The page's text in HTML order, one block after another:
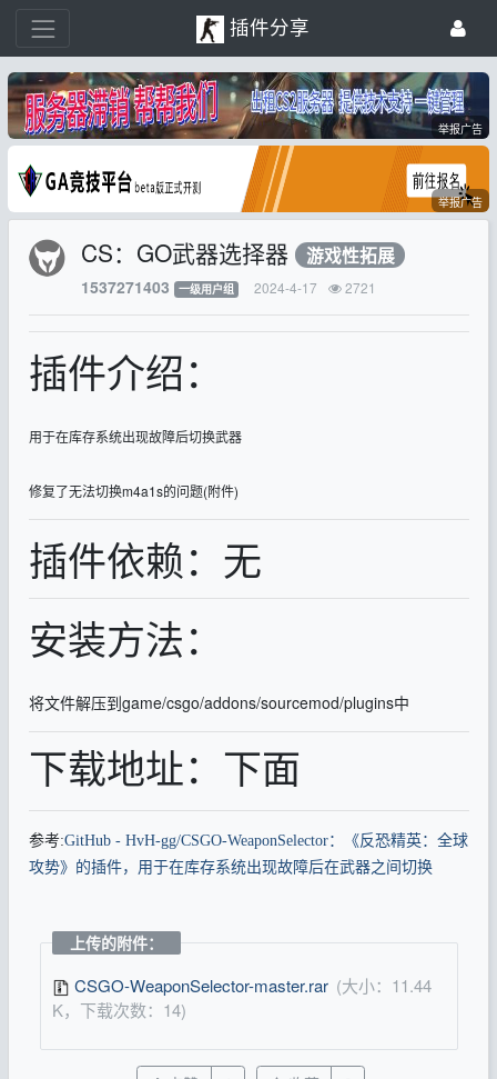
插件分享
举报广告
举报广告
CS：GO武器选择器 游戏性拓展
1537271403 一级用户组 2024-4-17 2721
插件介绍：
用于在库存系统出现故障后切换武器
修复了无法切换m4a1s的问题(附件)
插件依赖：无
安装方法：
将文件解压到game/csgo/addons/sourcemod/plugins中
下载地址：下面
参考:GitHub - HvH-gg/CSGO-WeaponSelector：《反恐精英：全球
攻势》的插件，用于在库存系统出现故障后在武器之间切换
上传的附件：
CSGO-WeaponSelector-master.rar (大小：11.44
K，下载次数：14)